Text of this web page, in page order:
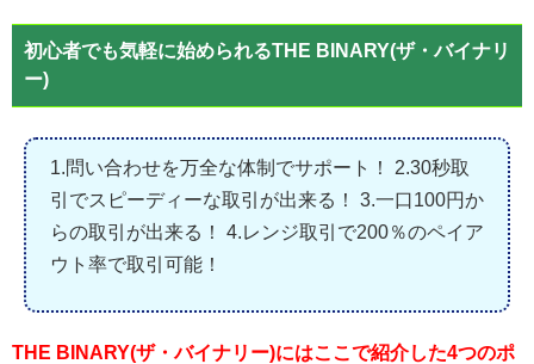
初心者でも気軽に始められるTHE BINARY(ザ・バイナリ
ー)
1.問い合わせを万全な体制でサポート！ 2.30秒取
引でスピーディーな取引が出来る！ 3.一口100円か
らの取引が出来る！ 4.レンジ取引で200％のペイア
ウト率で取引可能！
THE BINARY(ザ・バイナリー)にはここで紹介した4つのポ